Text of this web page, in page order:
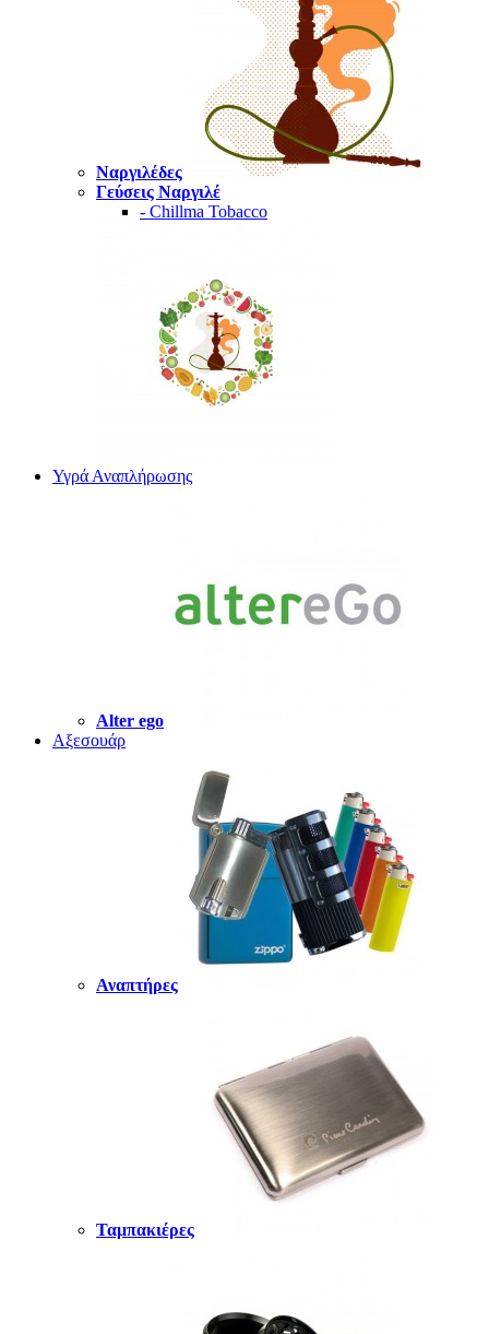
Ναργιλέδες
Γεύσεις Ναργιλέ
- Chillma Tobacco
Υγρά Αναπλήρωσης
Alter ego
Αξεσουάρ
Αναπτήρες
Ταμπακιέρες